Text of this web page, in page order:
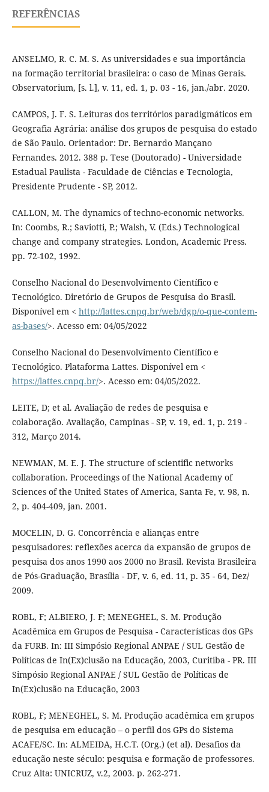
REFERÊNCIAS
ANSELMO, R. C. M. S. As universidades e sua importância
na formação territorial brasileira: o caso de Minas Gerais.
Observatorium, [s. l.], v. 11, ed. 1, p. 03 - 16, jan./abr. 2020.
CAMPOS, J. F. S. Leituras dos territórios paradigmáticos em
Geografia Agrária: análise dos grupos de pesquisa do estado
de São Paulo. Orientador: Dr. Bernardo Mançano
Fernandes. 2012. 388 p. Tese (Doutorado) - Universidade
Estadual Paulista - Faculdade de Ciências e Tecnologia,
Presidente Prudente - SP, 2012.
CALLON, M. The dynamics of techno-economic networks.
In: Coombs, R.; Saviotti, P.; Walsh, V. (Eds.) Technological
change and company strategies. London, Academic Press.
pp. 72-102, 1992.
Conselho Nacional do Desenvolvimento Científico e
Tecnológico. Diretório de Grupos de Pesquisa do Brasil.
Disponível em < http://lattes.cnpq.br/web/dgp/o-que-contem-
as-bases/>. Acesso em: 04/05/2022
Conselho Nacional do Desenvolvimento Científico e
Tecnológico. Plataforma Lattes. Disponível em <
https://lattes.cnpq.br/>. Acesso em: 04/05/2022.
LEITE, D; et al. Avaliação de redes de pesquisa e
colaboração. Avaliação, Campinas - SP, v. 19, ed. 1, p. 219 -
312, Março 2014.
NEWMAN, M. E. J. The structure of scientific networks
collaboration. Proceedings of the National Academy of
Sciences of the United States of America, Santa Fe, v. 98, n.
2, p. 404-409, jan. 2001.
MOCELIN, D. G. Concorrência e alianças entre
pesquisadores: reflexões acerca da expansão de grupos de
pesquisa dos anos 1990 aos 2000 no Brasil. Revista Brasileira
de Pós-Graduação, Brasília - DF, v. 6, ed. 11, p. 35 - 64, Dez/
2009.
ROBL, F; ALBIERO, J. F; MENEGHEL, S. M. Produção
Acadêmica em Grupos de Pesquisa - Características dos GPs
da FURB. In: III Simpósio Regional ANPAE / SUL Gestão de
Políticas de In(Ex)clusão na Educação, 2003, Curitiba - PR. III
Simpósio Regional ANPAE / SUL Gestão de Políticas de
In(Ex)clusão na Educação, 2003
ROBL, F; MENEGHEL, S. M. Produção acadêmica em grupos
de pesquisa em educação – o perfil dos GPs do Sistema
ACAFE/SC. In: ALMEIDA, H.C.T. (Org.) (et al). Desafios da
educação neste século: pesquisa e formação de professores.
Cruz Alta: UNICRUZ, v.2, 2003. p. 262-271.